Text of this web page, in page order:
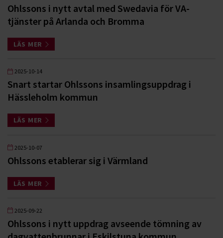
Ohlssons i nytt avtal med Swedavia för VA-
tjänster på Arlanda och Bromma
LÄS MER
2025-10-14
Snart startar Ohlssons insamlingsuppdrag i
Hässleholm kommun
LÄS MER
2025-10-07
Ohlssons etablerar sig i Värmland
LÄS MER
2025-09-22
Ohlssons i nytt uppdrag avseende tömning av